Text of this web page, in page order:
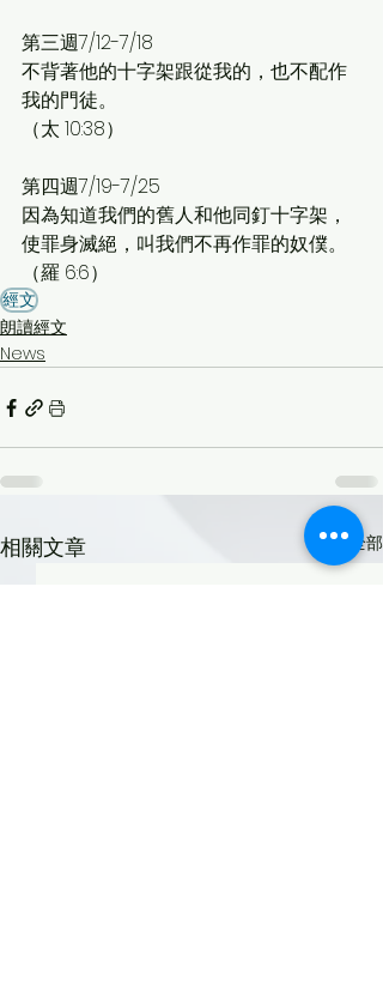
第三週7/12-7/18
不背著他的十字架跟從我的，也不配作
我的門徒。
（太 10:38）
第四週7/19-7/25
因為知道我們的舊人和他同釘十字架，
使罪身滅絕，叫我們不再作罪的奴僕。
（羅 6:6）
經文
朗讀經文
News
相關文章 查看全部